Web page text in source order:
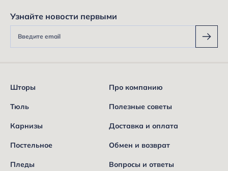
Узнайте новости первыми
Шторы
Тюль
Карнизы
Постельное
Пледы
Про компанию
Полезные советы
Доставка и оплата
Обмен и возврат
Вопросы и ответы